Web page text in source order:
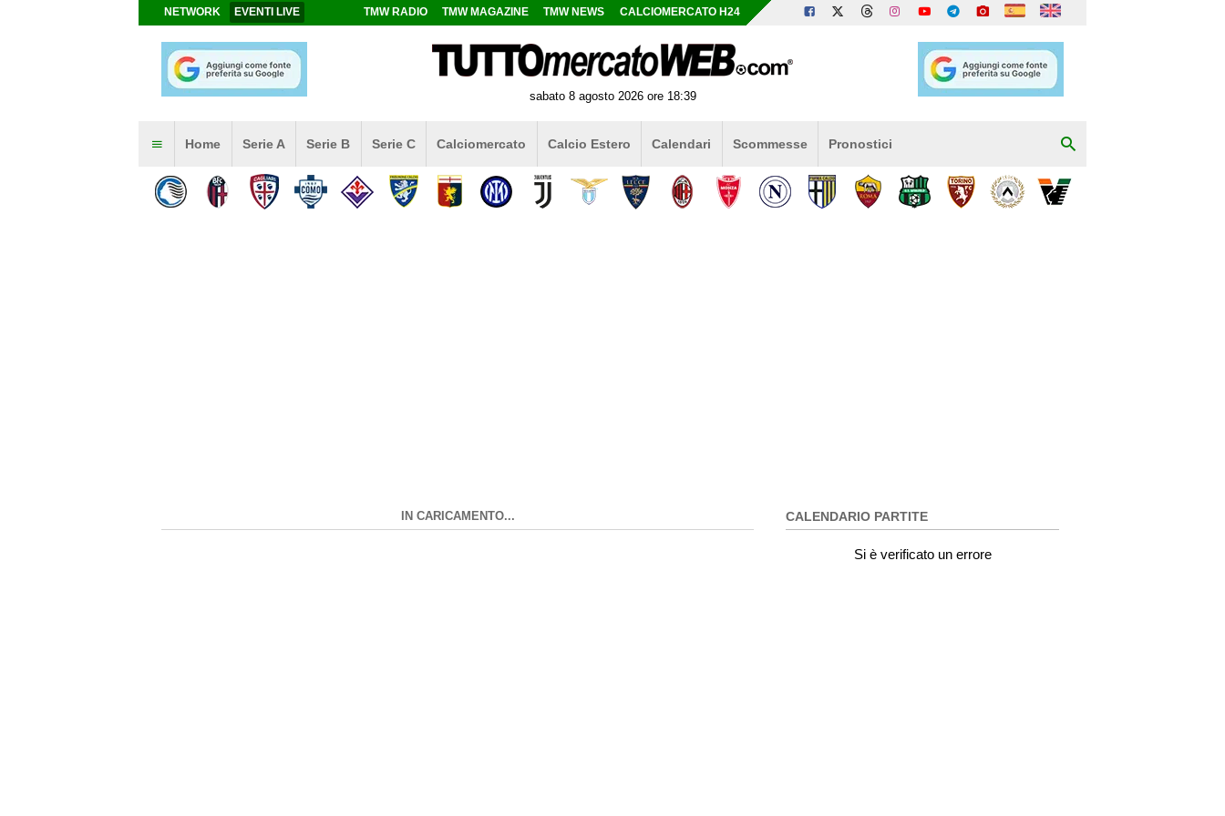
NETWORK EVENTI LIVE TMW RADIO TMW MAGAZINE TMW NEWS CALCIOMERCATO H24
sabato 8 agosto 2026 ore 18:39
Home Serie A Serie B Serie C Calciomercato Calcio Estero Calendari Scommesse Pronostici
IN CARICAMENTO... CALENDARIO PARTITE
Si è verificato un errore